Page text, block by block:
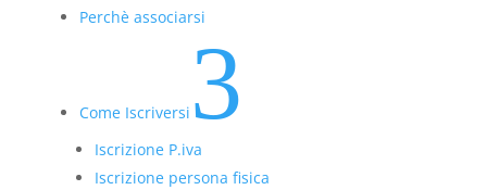
Perchè associarsi
Come Iscriversi 3
Iscrizione P.iva
Iscrizione persona fisica